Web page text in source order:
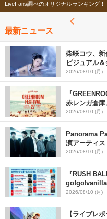
LiveFans調べのオリジナルランキング！
最新ニュース
柴咲コウ、
ビジュアル
一部解禁【コ
2026/08/10 (月)
『
赤レンガ倉
2026/08/10 (月)
Panorama
演アーティ
スらを発表
2026/08/10 (月)
『RUSH
場、他出演
2026/08/10 (月)
【ライブレ